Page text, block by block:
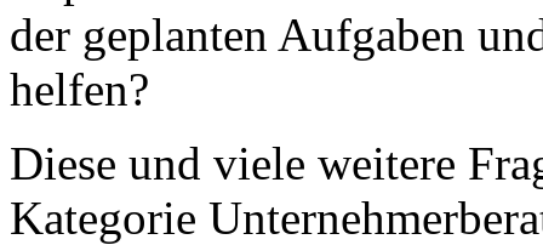
der geplanten Aufgaben
helfen?
Diese und viele weitere
Kategorie